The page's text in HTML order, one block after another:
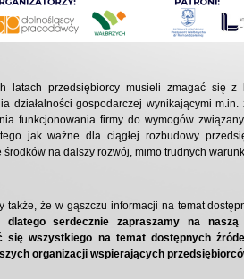
latach przedsiębiorcy musieli zmagać się z
działalności gospodarczej wynikającymi
funkcjonowania firmy do wymogów
jak ważne dla ciągłej rozbudowy
środków na dalszy rozwój, mimo trudnych
także, że w gąszczu informacji na temat
dlatego serdecznie zapraszamy na
się wszystkiego na temat dostępnych
organizacji wspierających